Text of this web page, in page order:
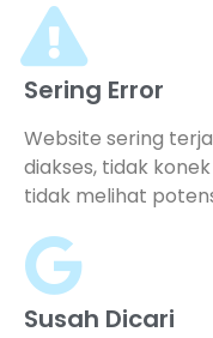
Sering Error
Website sering
diakses, tidak
tidak melihat
Susah Dicari